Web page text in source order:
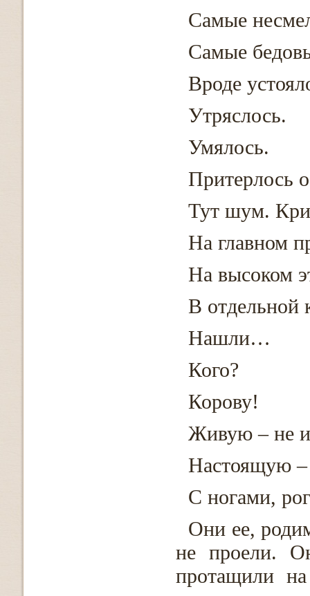
Самые
Самые
Вроде
Утряслось.
Умялось.
Притерлось
Тут шум.
На главном
На высоком
В отдельной
Нашли…
Кого?
Корову!
Живую – не
Настоящую –
С ногами,
Они ее,
не проели.
протащили